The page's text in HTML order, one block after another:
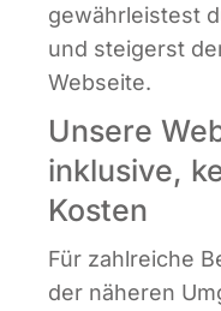
gewähr­leis­test
und stei­gerst
Webseite.
Unsere
inklusive,
Kosten
Für zahl­rei­che
der nähe­ren